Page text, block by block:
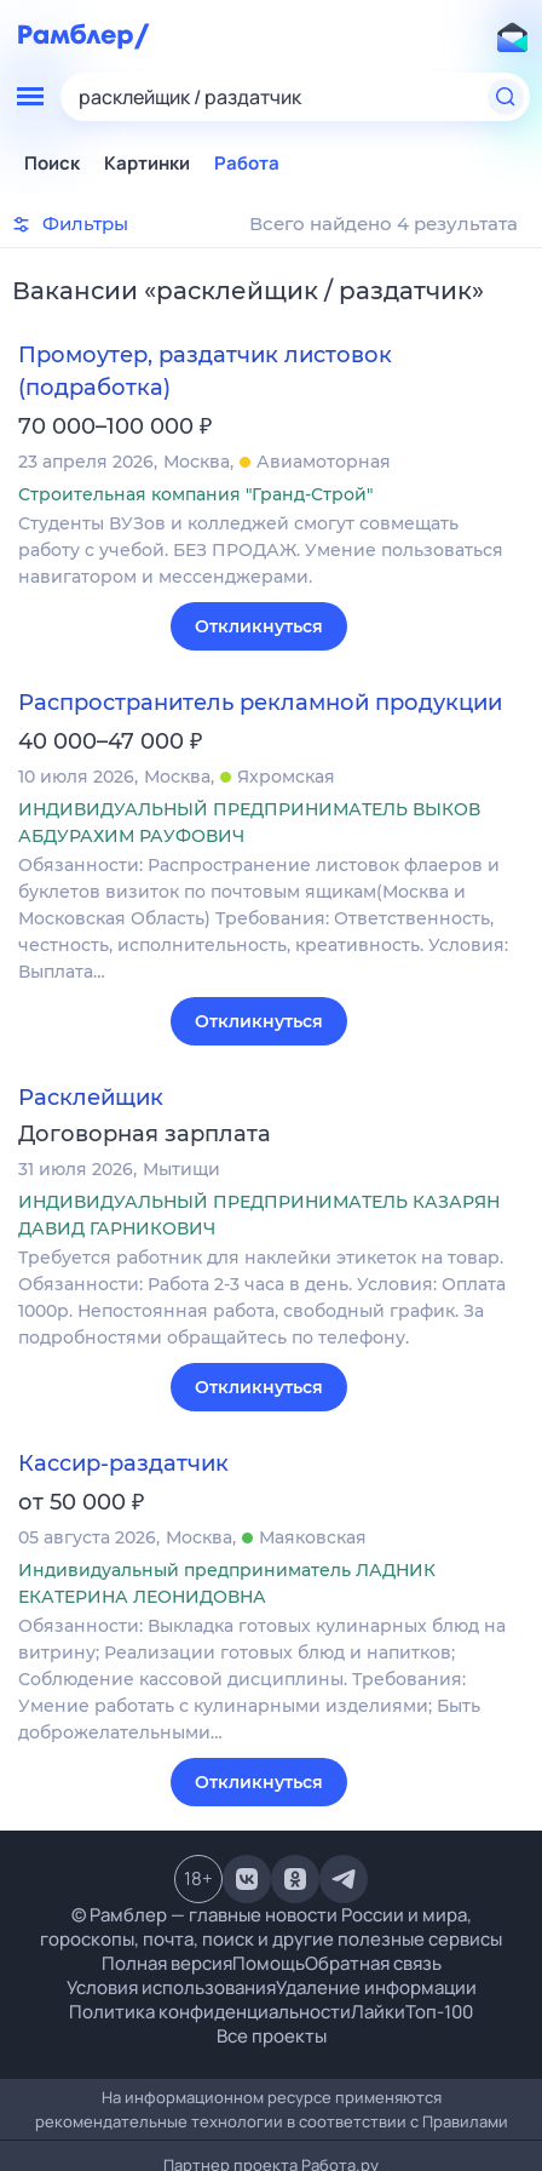
расклейщик / раздатчик
Поиск Картинки Работа
Фильтры Всего найдено 4 результата
Вакансии «расклейщик / раздатчик»
Промоутер, раздатчик листовок
(подработка)
70 000–100 000 ₽
23 апреля 2026 Москва
Авиамоторная
Строительная компания "Гранд-Строй"
Студенты ВУЗов и колледжей смогут совмещать
работу с учебой. БЕЗ ПРОДАЖ. Умение пользоваться
навигатором и мессенджерами.
Откликнуться
Распространитель рекламной продукции
40 000–47 000 ₽
10 июля 2026 Москва
Яхромская
ИНДИВИДУАЛЬНЫЙ ПРЕДПРИНИМАТЕЛЬ ВЫКОВ
АБДУРАХИМ РАУФОВИЧ
Обязанности: Распространение листовок флаеров и
буклетов визиток по почтовым ящикам(Москва и
Московская Область) Требования: Ответственность,
честность, исполнительность, креативность. Условия:
Выплата…
Откликнуться
Расклейщик
Договорная зарплата
31 июля 2026 Мытищи
ИНДИВИДУАЛЬНЫЙ ПРЕДПРИНИМАТЕЛЬ КАЗАРЯН
ДАВИД ГАРНИКОВИЧ
Требуется работник для наклейки этикеток на товар.
Обязанности: Работа 2-3 часа в день. Условия: Оплата
1000р. Непостоянная работа, свободный график. За
подробностями обращайтесь по телефону.
Откликнуться
Кассир-раздатчик
от 50 000 ₽
05 августа 2026 Москва
Маяковская
Индивидуальный предприниматель ЛАДНИК
ЕКАТЕРИНА ЛЕОНИДОВНА
Обязанности: Выкладка готовых кулинарных блюд на
витрину; Реализации готовых блюд и напитков;
Соблюдение кассовой дисциплины. Требования:
Умение работать с кулинарными изделиями; Быть
доброжелательными…
Откликнуться
© Рамблер — главные новости России и мира,
гороскопы, почта, поиск и другие полезные сервисы
Полная версияПомощьОбратная связь
Условия использованияУдаление информации
Политика конфиденциальностиЛайкиТоп-100
Все проекты
18+
На информационном ресурсе применяются
рекомендательные технологии в соответствии с Правилами
Партнер проекта Работа.ру